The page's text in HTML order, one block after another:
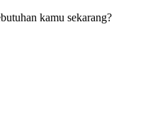
kamu sekarang?